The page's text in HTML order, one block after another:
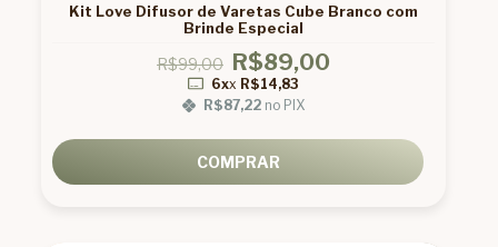
Kit Love Difusor de Varetas Cube Branco com
Brinde Especial
R$99,00 R$89,00
6xx R$14,83
R$87,22 no PIX
COMPRAR